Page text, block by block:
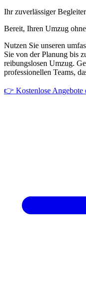
Ihr zuverlässiger
Bereit, Ihren Umzug
Nutzen Sie unseren
Sie von der Planung bis
reibungslosen Umzug.
professionellen Teams,
👉 Kostenlose Angebote